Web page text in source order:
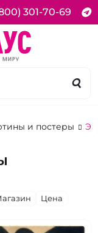
301-70-69
и постеры
Цена